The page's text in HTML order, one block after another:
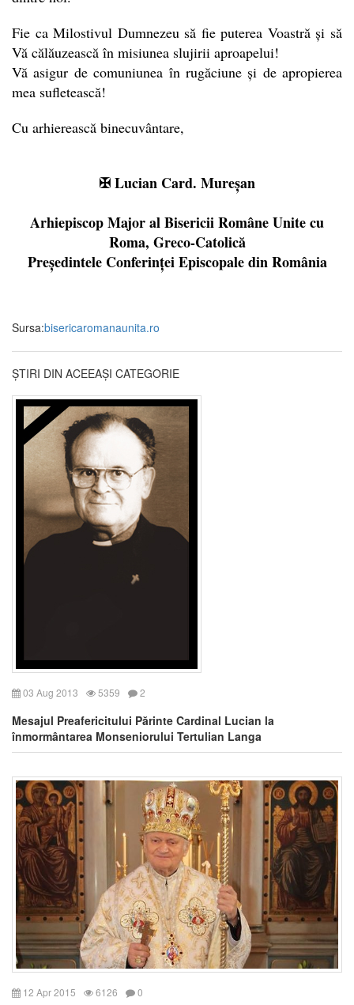
Fie ca Milostivul Dumnezeu să fie puterea Voastră și să
Vă călăuzească în misiunea slujirii aproapelui!
Vă asigur de comuniunea în rugăciune și de apropierea
mea sufletească!
Cu arhierească binecuvântare,
✠ Lucian Card. Mureșan
Arhiepiscop Major al Bisericii Române Unite cu
Roma, Greco-Catolică
Președintele Conferinței Episcopale din România
Sursa:bisericaromanaunita.ro
ȘTIRI DIN ACEEAȘI CATEGORIE
03 Aug 2013 5359 2
Mesajul Preafericitului Părinte Cardinal Lucian la
înmormântarea Monseniorului Tertulian Langa
12 Apr 2015 6126 0